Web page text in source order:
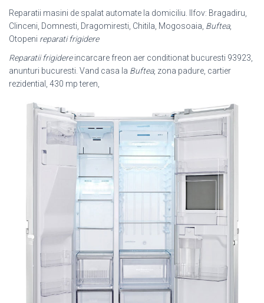
Reparatii masini de spalat automate la domiciliu. Ilfov: Bragadiru,
Clinceni, Domnesti, Dragomiresti, Chitila, Mogosoaia, Buftea,
Otopeni reparati frigidere
Reparatii frigidereincarcare freon aer conditionat bucuresti 93923,
anunturi bucuresti. Vand casa la Buftea, zona padure, cartier
rezidential, 430 mp teren,